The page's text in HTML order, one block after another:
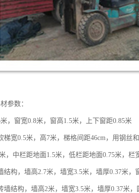
参数：
，窗宽0.8米，窗高1.5米，上下窗距0.85米
梯宽0.5米，高7米，梯格间距46cm，用钢丝
，中栏距地面1.5米，低栏距地面0.75米，栏
结构，墙高2.7米，墙宽3.5米，墙厚0.37米，
墙结构，墙高2米，墙宽3.5米，墙厚0.37米